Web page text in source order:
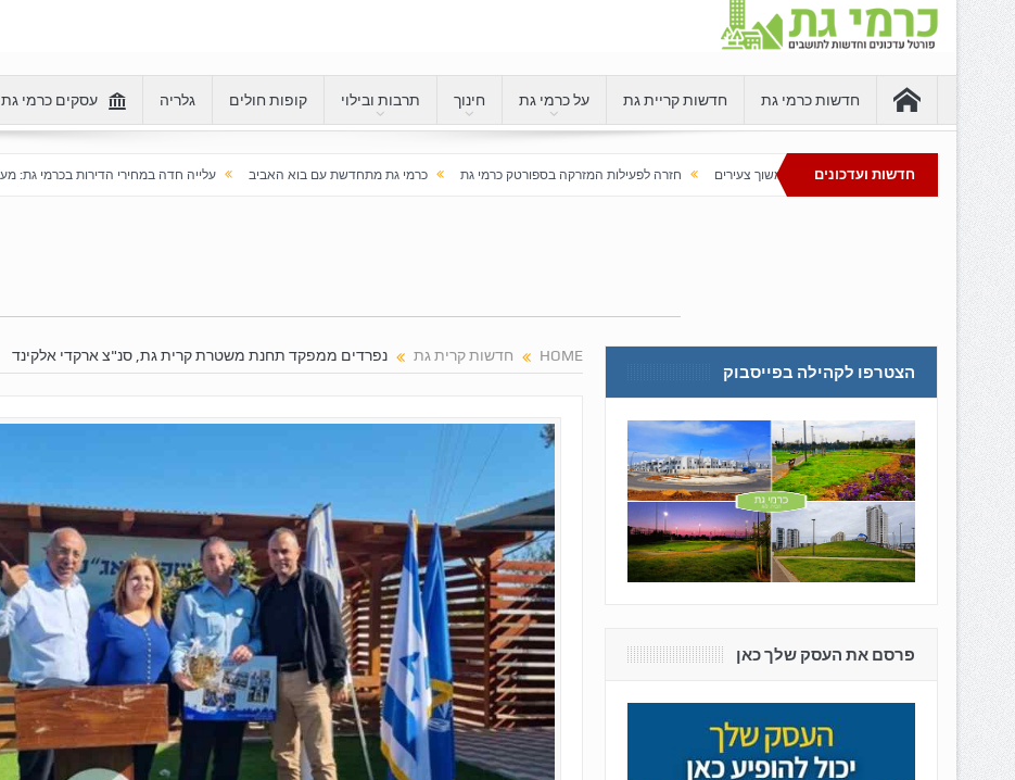
חדשות כרמי גת חדשות קריית גת על כרמי גת חינוך תרבות ובילוי קופות חולים גלריה עסקים כרמי גת
חדשות ועדכונים
בדרום שממשיכה למשוך צעירים חזרה לפעילות המזרקה בספורטק כרמי גת כרמי גת מתחדשת עם בוא האביב עלייה חדה במחירי הדירות בכרמי גת: מעל 100% בעשור האחרון
HOME חדשות קרית גת נפרדים ממפקד תחנת משטרת קרית גת, סנ"צ ארקדי אלקינד
הצטרפו לקהילה בפייסבוק
פרסם את העסק שלך כאן